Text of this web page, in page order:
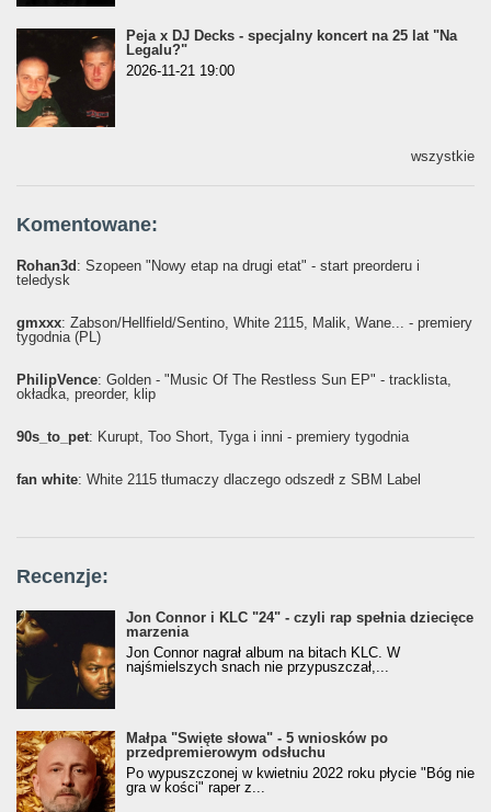
Peja x DJ Decks - specjalny koncert na 25 lat "Na
Legalu?"
2026-11-21 19:00
wszystkie
Komentowane:
Rohan3d : Szopeen "Nowy etap na drugi etat" - start preorderu i
teledysk
gmxxx: Żabson/Hellfield/Sentino, White 2115, Malik, Wane... - premiery
tygodnia (PL)
PhilipVence: Golden - "Music Of The Restless Sun EP" - tracklista,
okładka, preorder, klip
90s_to_pet: Kurupt, Too Short, Tyga i inni - premiery tygodnia
fan white: White 2115 tłumaczy dlaczego odszedł z SBM Label
Recenzje:
Jon Connor i KLC "24" - czyli rap spełnia dziecięce
marzenia
Jon Connor nagrał album na bitach KLC. W
najśmielszych snach nie przypuszczał,...
Małpa "Święte słowa" - 5 wniosków po
przedpremierowym odsłuchu
Po wypuszczonej w kwietniu 2022 roku płycie "Bóg nie
gra w kości" raper z...